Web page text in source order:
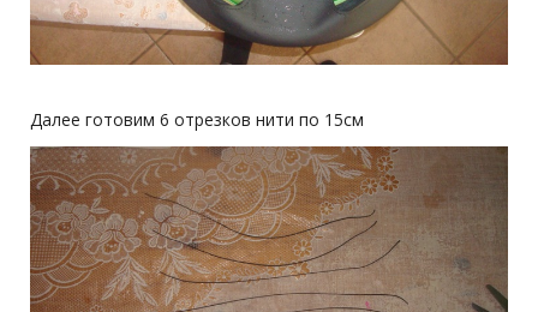
Далее готовим 6 отрезков нити по 15см